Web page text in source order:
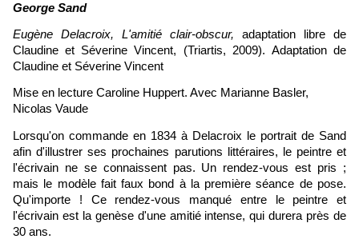
George Sand
Eugène Delacroix, L'amitié clair-obscur, adaptation libre de
Claudine et Séverine Vincent, (Triartis, 2009). Adaptation de
Claudine et Séverine Vincent
Mise en lecture Caroline Huppert. Avec Marianne Basler,
Nicolas Vaude
Lorsqu'on commande en 1834 à Delacroix le portrait de Sand
afin d'illustrer ses prochaines parutions littéraires, le peintre et
l'écrivain ne se connaissent pas. Un rendez-vous est pris ;
mais le modèle fait faux bond à la première séance de pose.
Qu'importe ! Ce rendez-vous manqué entre le peintre et
l'écrivain est la genèse d'une amitié intense, qui durera près de
30 ans.